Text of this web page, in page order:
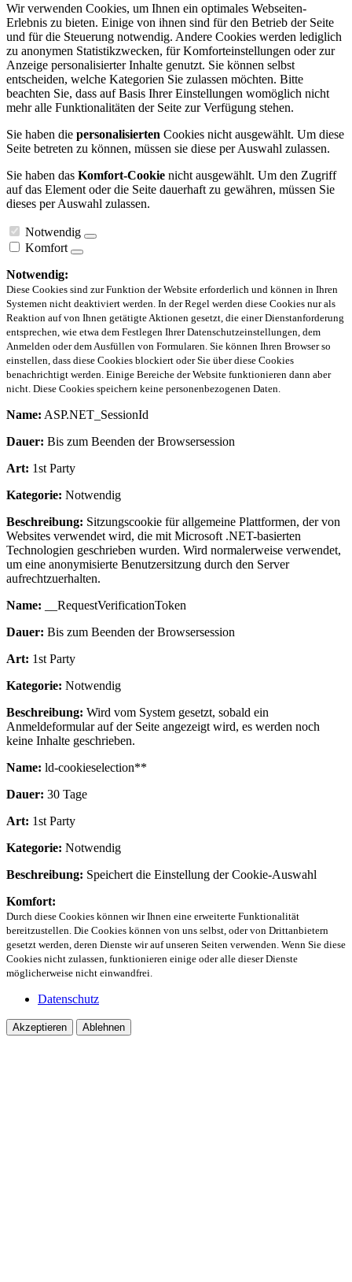
Wir verwenden Cookies, um Ihnen ein optimales Webseiten-
Erlebnis zu bieten. Einige von ihnen sind für den Betrieb der Seite
und für die Steuerung notwendig. Andere Cookies werden lediglich
zu anonymen Statistikzwecken, für Komforteinstellungen oder zur
Anzeige personalisierter Inhalte genutzt. Sie können selbst
entscheiden, welche Kategorien Sie zulassen möchten. Bitte
beachten Sie, dass auf Basis Ihrer Einstellungen womöglich nicht
mehr alle Funktionalitäten der Seite zur Verfügung stehen.
Sie haben die personalisierten Cookies nicht ausgewählt. Um diese
Seite betreten zu können, müssen sie diese per Auswahl zulassen.
Sie haben das Komfort-Cookie nicht ausgewählt. Um den Zugriff
auf das Element oder die Seite dauerhaft zu gewähren, müssen Sie
dieses per Auswahl zulassen.
Notwendig
Komfort
Notwendig:
Diese Cookies sind zur Funktion der Website erforderlich und können in Ihren
Systemen nicht deaktiviert werden. In der Regel werden diese Cookies nur als
Reaktion auf von Ihnen getätigte Aktionen gesetzt, die einer Dienstanforderung
entsprechen, wie etwa dem Festlegen Ihrer Datenschutzeinstellungen, dem
Anmelden oder dem Ausfüllen von Formularen. Sie können Ihren Browser so
einstellen, dass diese Cookies blockiert oder Sie über diese Cookies
benachrichtigt werden. Einige Bereiche der Website funktionieren dann aber
nicht. Diese Cookies speichern keine personenbezogenen Daten.
Name: ASP.NET_SessionId
Dauer: Bis zum Beenden der Browsersession
Art: 1st Party
Kategorie: Notwendig
Beschreibung: Sitzungscookie für allgemeine Plattformen, der von
Websites verwendet wird, die mit Microsoft .NET-basierten
Technologien geschrieben wurden. Wird normalerweise verwendet,
um eine anonymisierte Benutzersitzung durch den Server
aufrechtzuerhalten.
Name: __RequestVerificationToken
Dauer: Bis zum Beenden der Browsersession
Art: 1st Party
Kategorie: Notwendig
Beschreibung: Wird vom System gesetzt, sobald ein
Anmeldeformular auf der Seite angezeigt wird, es werden noch
keine Inhalte geschrieben.
Name: ld-cookieselection**
Dauer: 30 Tage
Art: 1st Party
Kategorie: Notwendig
Beschreibung: Speichert die Einstellung der Cookie-Auswahl
Komfort:
Durch diese Cookies können wir Ihnen eine erweiterte Funktionalität
bereitzustellen. Die Cookies können von uns selbst, oder von Drittanbietern
gesetzt werden, deren Dienste wir auf unseren Seiten verwenden. Wenn Sie diese
Cookies nicht zulassen, funktionieren einige oder alle dieser Dienste
möglicherweise nicht einwandfrei.
Datenschutz
Akzeptieren Ablehnen